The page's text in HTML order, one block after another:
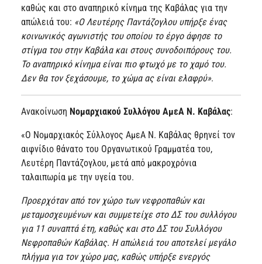
καθώς και στο αναπηρικό κίνημα της Καβάλας για την
απώλειά του: «Ο Λευτέρης Παντάζογλου υπήρξε ένας
κοινωνικός αγωνιστής του οποίου το έργο άφησε το
στίγμα του στην Καβάλα και στους συνοδοιπόρους του.
Το αναπηρικό κίνημα είναι πιο φτωχό με το χαμό του.
Δεν θα τον ξεχάσουμε, το χώμα ας είναι ελαφρύ».
Ανακοίνωση Νομαρχιακού Συλλόγου ΑμεΑ Ν. Καβάλας:
«Ο Νομαρχιακός Σύλλογος ΑμεΑ Ν. Καβάλας θρηνεί τον
αιφνίδιο θάνατο του Οργανωτικού Γραμματέα του,
Λευτέρη Παντάζογλου, μετά από μακροχρόνια
ταλαιπωρία με την υγεία του.
Προερχόταν από τον χώρο των νεφροπαθών και
μεταμοσχευμένων και συμμετείχε στο ΔΣ του συλλόγου
για 11 συναπτά έτη, καθώς και στο ΔΣ του Συλλόγου
Νεφροπαθών Καβάλας. Η απώλειά του αποτελεί μεγάλο
πλήγμα για τον χώρο μας, καθώς υπήρξε ενεργός